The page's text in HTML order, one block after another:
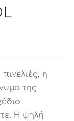
η
της
Η ψηλή